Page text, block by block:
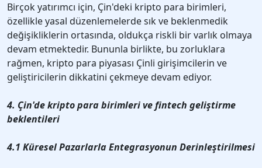
Birçok yatırımcı için, Çin'deki kripto para birimleri,
özellikle yasal düzenlemelerde sık ve beklenmedik
değişikliklerin ortasında, oldukça riskli bir varlık olmaya
devam etmektedir. Bununla birlikte, bu zorluklara
rağmen, kripto para piyasası Çinli girişimcilerin ve
geliştiricilerin dikkatini çekmeye devam ediyor.
4. Çin'de kripto para birimleri ve fintech geliştirme
beklentileri
4.1 Küresel Pazarlarla Entegrasyonun Derinleştirilmesi